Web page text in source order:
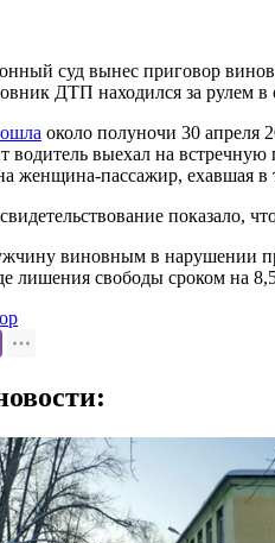
суд вынес приговор
ДТП находился за рулем в
около полуночи 30 апреля
водитель выехал на
женщина-пассажир, ехавшая
показало,
виновным в нарушении
лишения свободы сроком на